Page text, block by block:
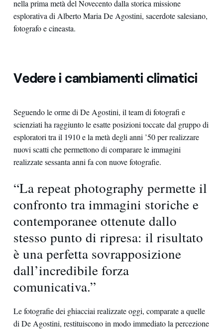
nella prima metà del Novecento dalla storica missione
esplorativa di Alberto Maria De Agostini, sacerdote salesiano,
fotografo e cineasta.
Vedere i cambiamenti climatici
Seguendo le orme di De Agostini, il team di fotografi e
scienziati ha raggiunto le esatte posizioni toccate dal gruppo di
esploratori tra il 1910 e la metà degli anni ’50 per realizzare
nuovi scatti che permettono di comparare le immagini
realizzate sessanta anni fa con nuove fotografie.
“La repeat photography permette il
confronto tra immagini storiche e
contemporanee ottenute dallo
stesso punto di ripresa: il risultato
è una perfetta sovrapposizione
dall’incredibile forza
comunicativa.”
Le fotografie dei ghiacciai realizzate oggi, comparate a quelle
di De Agostini, restituiscono in modo immediato la percezione